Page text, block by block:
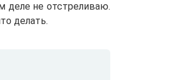
деле не отстреливаю.
делать.